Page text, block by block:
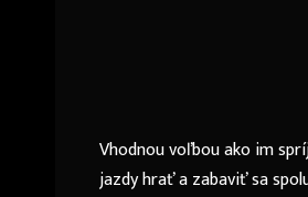
Vhodnou voľbou ako im
jazdy hrať a zabaviť sa